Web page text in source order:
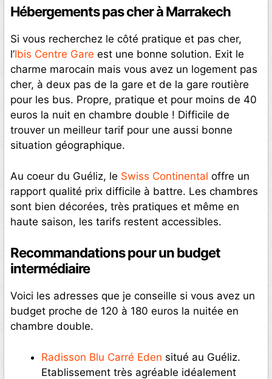
Hébergements pas cher à Marrakech
Si vous recherchez le côté pratique et pas cher,
l’Ibis Centre Gare est une bonne solution. Exit le
charme marocain mais vous avez un logement pas
cher, à deux pas de la gare et de la gare routière
pour les bus. Propre, pratique et pour moins de 40
euros la nuit en chambre double ! Difficile de
trouver un meilleur tarif pour une aussi bonne
situation géographique.
Au coeur du Guéliz, le Swiss Continental offre un
rapport qualité prix difficile à battre. Les chambres
sont bien décorées, très pratiques et même en
haute saison, les tarifs restent accessibles.
Recommandations pour un budget
intermédiaire
Voici les adresses que je conseille si vous avez un
budget proche de 120 à 180 euros la nuitée en
chambre double.
Radisson Blu Carré Eden situé au Guéliz.
Etablissement très agréable idéalement